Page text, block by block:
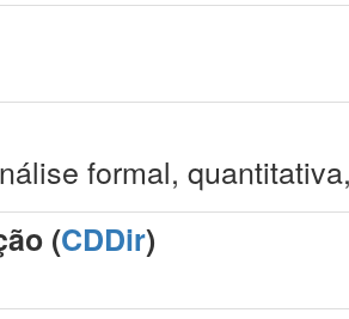
formal,
(CDDir)